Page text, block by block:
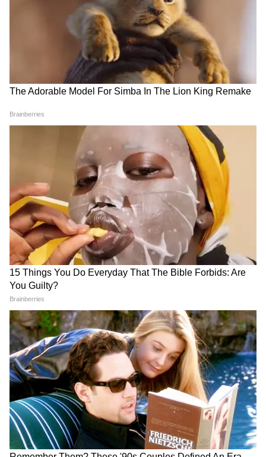
एलडीएफ सरकार के कार्यकाल के दौरान लिए गए
आधिकारिक बोर्ड के फैसले हैं।" उन्होंने मौजूदा नेतृत्व के
खिलाफ एक सप्ताह से चल रहे विरोध प्रदर्शनों के पाखंड
पर सवाल उठाया। "इसके बावजूद, उन्होंने एक सप्ताह यह
आरोप लगाते हुए बिताया कि हमारी सरकार केरल की
खनिज संपदा और समुद्र तट की रेत को निजी हाथों में
सौंप रही है। बजट में ऐसा कोई प्रस्ताव नहीं है। यह
पिछली सरकार थी जो मोनाजाइट क्रैकिंग परियोजना के
साथ आगे बढ़ी और सौदे को मंजूरी दी।" (एएनआई)
(हेडलाइन के अलावा, इस खबर को एशियनेट न्यूज
एडिटोरियल स्टाफ द्वारा संपादित नहीं किया गया है और
यह एक सिंडिकेटेड फीड से प्रकाशित हुई है।)